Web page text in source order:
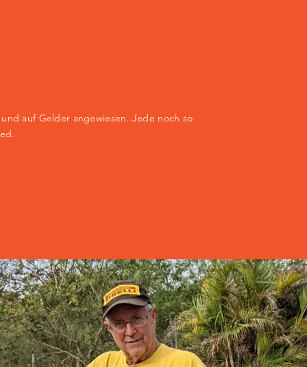
auf Gelder angewiesen. Jede noch so